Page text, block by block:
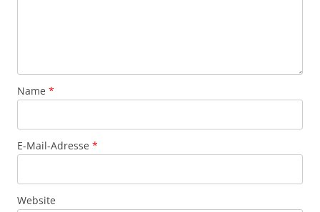
Name *
E-Mail-Adresse *
Website